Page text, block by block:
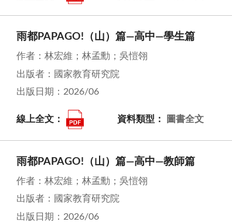
雨都PAPAGO!（山）篇—高中—學生篇
作者：林宏維；林孟勳；吳愷翎
出版者：國家教育研究院
出版日期：2026/06
線上全文： 資料類型： 圖書全文
雨都PAPAGO!（山）篇—高中—教師篇
作者：林宏維；林孟勳；吳愷翎
出版者：國家教育研究院
出版日期：2026/06